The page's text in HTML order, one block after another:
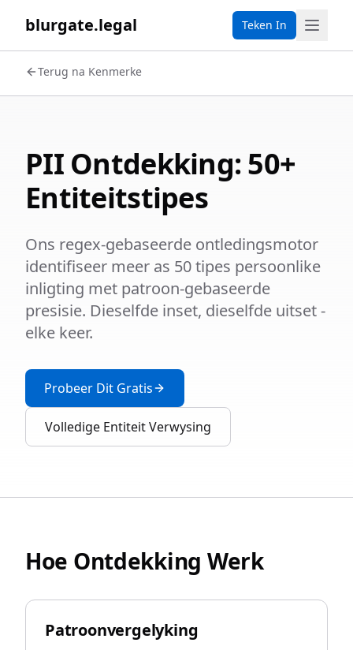
blurgate.legal Teken In
Terug na Kenmerke
PII Ontdekking: 50+
Entiteitstipes
Ons regex-gebaseerde ontledingsmotor
identifiseer meer as 50 tipes persoonlike
inligting met patroon-gebaseerde
presisie. Dieselfde inset, dieselfde uitset -
elke keer.
Probeer Dit Gratis
Volledige Entiteit Verwysing
Hoe Ontdekking Werk
Patroonvergelyking